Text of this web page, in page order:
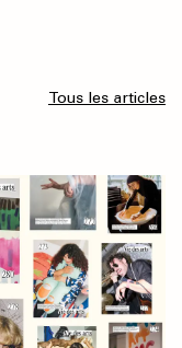
Tous les articles